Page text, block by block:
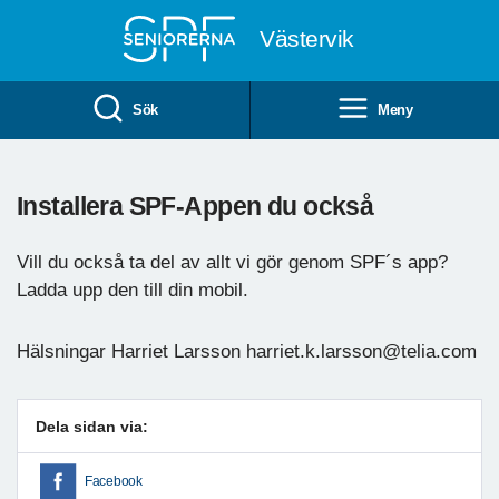
Västervik
Sök Meny
Installera SPF-Appen du också
Vill du också ta del av allt vi gör genom SPF´s app?
Ladda upp den till din mobil.
Hälsningar Harriet Larsson harriet.k.larsson@telia.com
Dela sidan via:
Facebook